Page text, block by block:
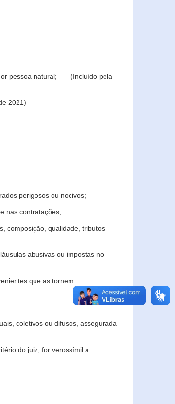
pessoa natural; (Incluído pela
2021)
perigosos ou nocivos;
nas contratações;
composição, qualidade, tributos
abusivas ou impostas no
que as tornem
coletivos ou difusos, assegurada
do juiz, for verossímil a